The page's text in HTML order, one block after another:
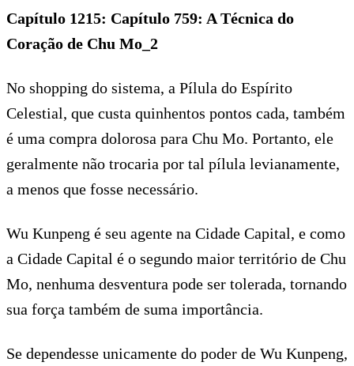
Capítulo 1215: Capítulo 759: A Técnica do
Coração de Chu Mo_2
No shopping do sistema, a Pílula do Espírito
Celestial, que custa quinhentos pontos cada, também
é uma compra dolorosa para Chu Mo. Portanto, ele
geralmente não trocaria por tal pílula levianamente,
a menos que fosse necessário.
Wu Kunpeng é seu agente na Cidade Capital, e como
a Cidade Capital é o segundo maior território de Chu
Mo, nenhuma desventura pode ser tolerada, tornando
sua força também de suma importância.
Se dependesse unicamente do poder de Wu Kunpeng,